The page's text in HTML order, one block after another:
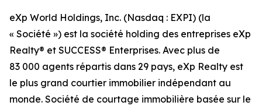
eXp World Holdings, Inc. (Nasdaq : EXPI) (la
« Société ») est la société holding des entreprises eXp
Realty® et SUCCESS® Enterprises. Avec plus de
83 000 agents répartis dans 29 pays, eXp Realty est
le plus grand courtier immobilier indépendant au
monde. Société de courtage immobilière basée sur le